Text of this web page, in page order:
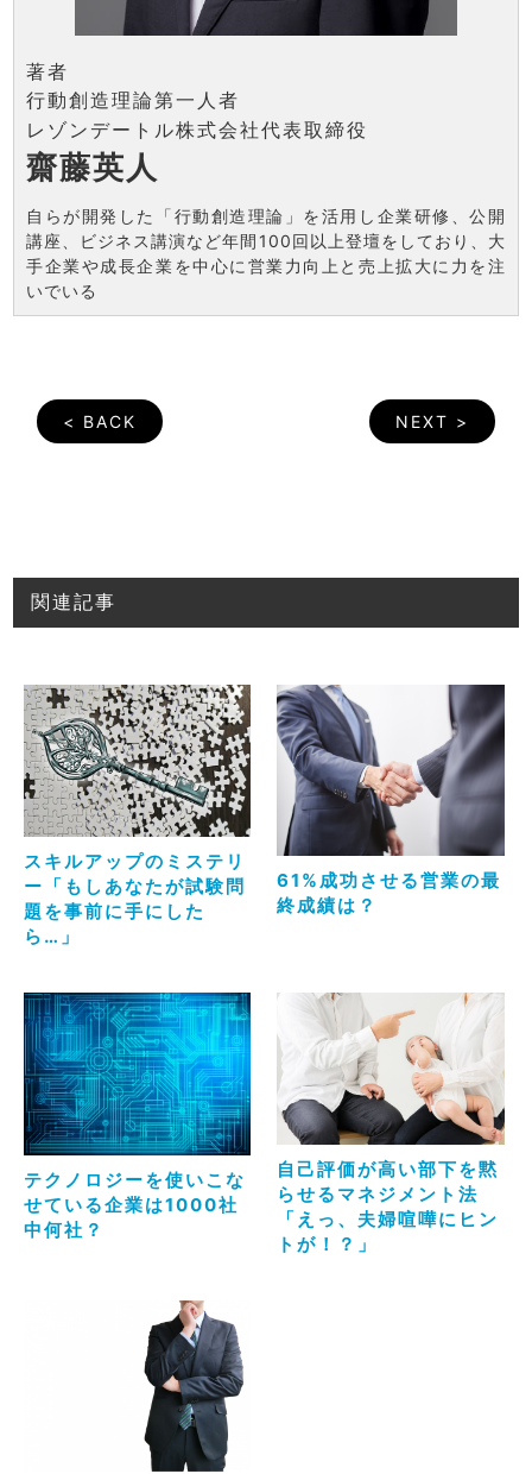
著者
行動創造理論第一人者
レゾンデートル株式会社代表取締役
齋藤英人
自らが開発した「行動創造理論」を活用し企業研修、公開
講座、ビジネス講演など年間100回以上登壇をしており、大
手企業や成長企業を中心に営業力向上と売上拡大に力を注
いでいる
< BACK NEXT >
関連記事
スキルアップのミステリ
ー「もしあなたが試験問
題を事前に手にした
ら…」
61%成功させる営業の最
終成績は？
テクノロジーを使いこな
せている企業は1000社
中何社？
自己評価が高い部下を黙
らせるマネジメント法
「えっ、夫婦喧嘩にヒン
トが！？」